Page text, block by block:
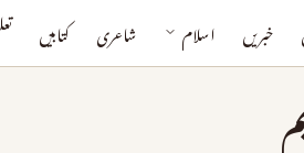
خبریں اسلام شاعری کتابیں